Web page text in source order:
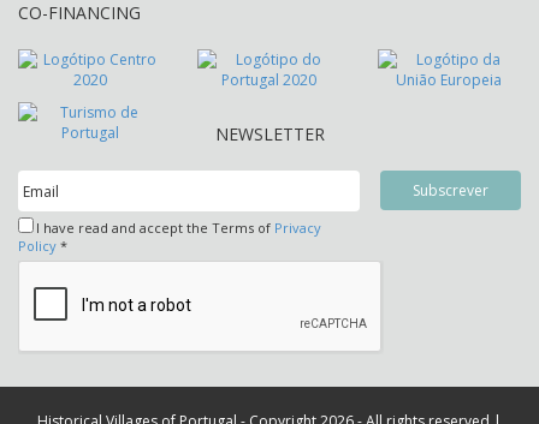
CO-FINANCING
NEWSLETTER
I have read and accept the Terms of Privacy
Policy *